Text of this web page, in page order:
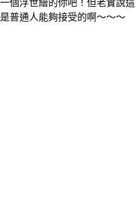
個浮世繪的你吧！但老實說這
普通人能夠接受的啊～～～